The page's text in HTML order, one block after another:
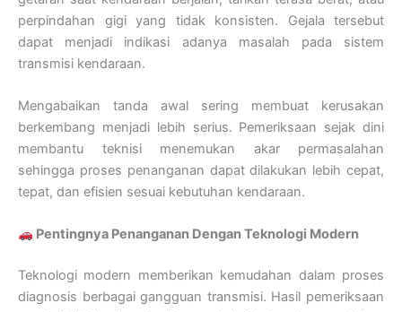
perpindahan gigi yang tidak konsisten. Gejala tersebut
dapat menjadi indikasi adanya masalah pada sistem
transmisi kendaraan.
Mengabaikan tanda awal sering membuat kerusakan
berkembang menjadi lebih serius. Pemeriksaan sejak dini
membantu teknisi menemukan akar permasalahan
sehingga proses penanganan dapat dilakukan lebih cepat,
tepat, dan efisien sesuai kebutuhan kendaraan.
Pentingnya Penanganan Dengan Teknologi Modern
Teknologi modern memberikan kemudahan dalam proses
diagnosis berbagai gangguan transmisi. Hasil pemeriksaan